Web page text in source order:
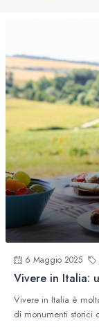
6 Maggio 2025
Vivere in Italia:
Vivere in Italia è
di monumenti storici